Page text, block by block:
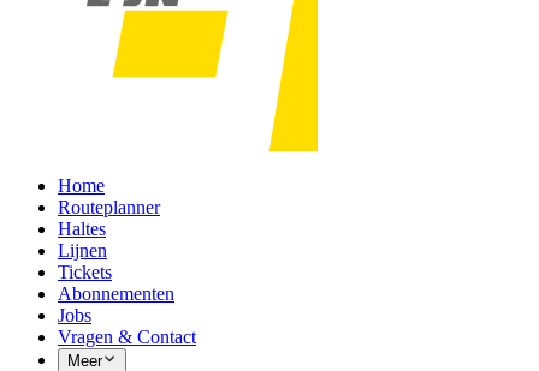
Home
Routeplanner
Haltes
Lijnen
Tickets
Abonnementen
Jobs
Vragen & Contact
Meer